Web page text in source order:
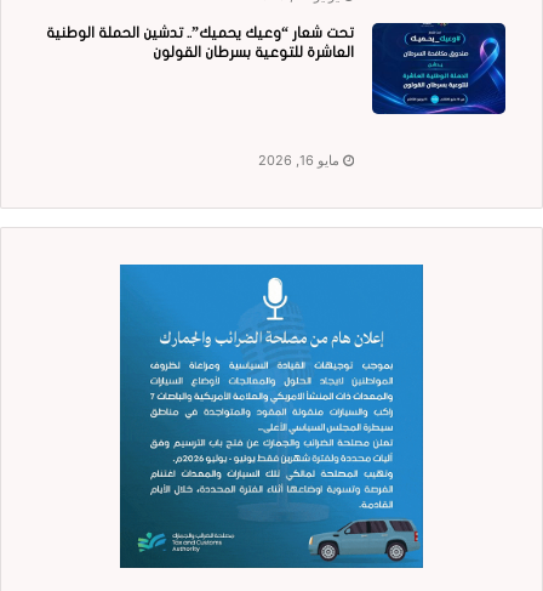
تحت شعار “وعيك يحميك”.. تدشين الحملة الوطنية
العاشرة للتوعية بسرطان القولون
مايو 16, 2026